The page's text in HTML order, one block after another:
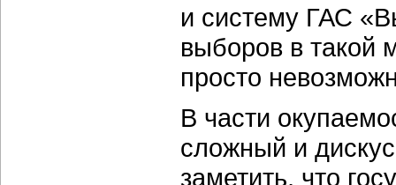
и систему ГАС
выборов в такой
просто
В части
сложный и
заметить, что